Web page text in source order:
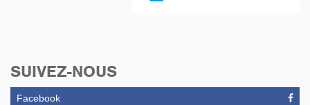
SUIVEZ-NOUS
Facebook